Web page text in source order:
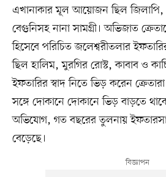
এখানাকার মূল আয়োজন ছিল
বেগুনিসহ নানা সামগ্রী। অভিজাত
হিসেবে পরিচিত জলেশ্বরীতলার
ছিল হালিম, মুরগির রোস্ট, কাবাব ও
ইফতারির স্বাদ নিতে ভিড় করেন
সঙ্গে দোকানে দোকানে ভিড় বাড়তে
অভিযোগ, গত বছরের তুলনায়
বেড়েছে।